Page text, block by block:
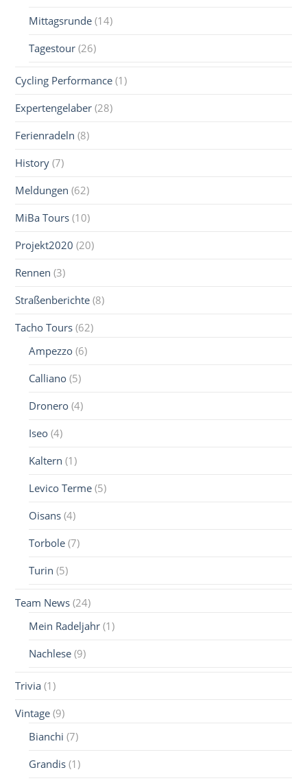
Mittagsrunde (14)
Tagestour (26)
Cycling Performance (1)
Expertengelaber (28)
Ferienradeln (8)
History (7)
Meldungen (62)
MiBa Tours (10)
Projekt2020 (20)
Rennen (3)
Straßenberichte (8)
Tacho Tours (62)
Ampezzo (6)
Calliano (5)
Dronero (4)
Iseo (4)
Kaltern (1)
Levico Terme (5)
Oisans (4)
Torbole (7)
Turin (5)
Team News (24)
Mein Radeljahr (1)
Nachlese (9)
Trivia (1)
Vintage (9)
Bianchi (7)
Grandis (1)